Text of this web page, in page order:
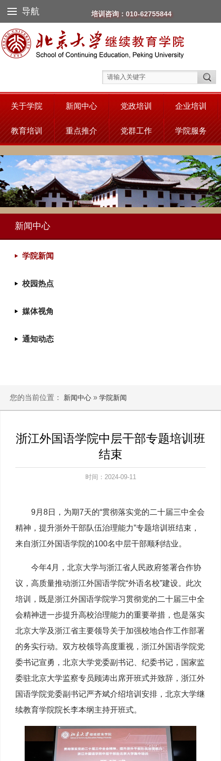
导航 培训咨询：010-62755844
关于学院 新闻中心 党政培训 企业培训
教育培训 重点推介 党群工作 学院服务
新闻中心
学院新闻
校园热点
媒体视角
通知动态
您的当前位置： 新闻中心 » 学院新闻
浙江外国语学院中层干部专题培训班
结束
时间：2024-09-11
9月8日，为期7天的“贯彻落实党的二十届三中全会
精神，提升浙外干部队伍治理能力”专题培训班结束，
来自浙江外国语学院的100名中层干部顺利结业。
今年4月，北京大学与浙江省人民政府签署合作协
议，高质量推动浙江外国语学院“外语名校”建设。此次
培训，既是浙江外国语学院学习贯彻党的二十届三中全
会精神进一步提升高校治理能力的重要举措，也是落实
北京大学及浙江省主要领导关于加强校地合作工作部署
的务实行动。双方校领导高度重视，浙江外国语学院党
委书记宣勇，北京大学党委副书记、纪委书记，国家监
委驻北京大学监察专员顾涛出席开班式并致辞，浙江外
国语学院党委副书记严齐斌介绍培训安排，北京大学继
续教育学院院长李本纲主持开班式。